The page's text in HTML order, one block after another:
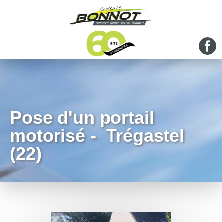
Pose d'un portail
motorisé - Trégastel
(22)